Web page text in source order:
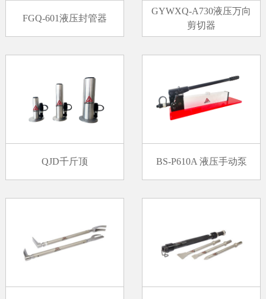
FGQ-601液压封管器
GYWXQ-A730液压万向
剪切器
QJD千斤顶 BS-P610A 液压手动泵